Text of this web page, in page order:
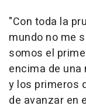
"Con toda la
mundo no me
somos el
encima de
y los primeros
de avanzar en